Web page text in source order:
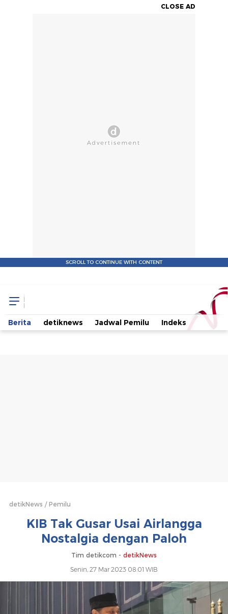
KIB
Tak
CLOSE AD
SCROLL TO CONTINUE WITH CONTENT
Berita detiknews Jadwal Pemilu Indeks
detikNews Pemilu
KIB Tak Gusar Usai Airlangga
Nostalgia dengan Paloh
Tim detikcom - detikNews
Senin, 27 Mar 2023 08:01 WIB